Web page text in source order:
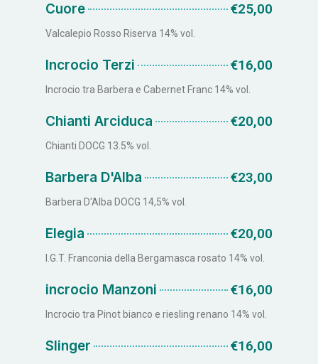
Cuore €25,00
Valcalepio Rosso Riserva 14% vol.
Incrocio Terzi €16,00
Incrocio tra Barbera e Cabernet Franc 14% vol.
Chianti Arciduca €20,00
Chianti DOCG 13.5% vol.
Barbera D'Alba €23,00
Barbera D'Alba DOCG 14,5% vol.
Elegia €20,00
I.G.T. Franconia della Bergamasca rosato 14% vol.
incrocio Manzoni €16,00
Incrocio tra Pinot bianco e riesling renano 14% vol.
Slinger €16,00